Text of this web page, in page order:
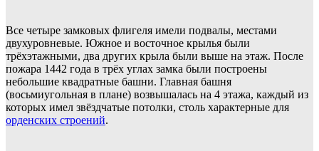
Все четыре замковых флигеля имели подвалы, местами
двухуровневые. Южное и восточное крылья были
трёхэтажными, два других крыла были выше на этаж. После
пожара 1442 года в трёх углах замка были построены
небольшие квадратные башни. Главная башня
(восьмиугольная в плане) возвышалась на 4 этажа, каждый из
которых имел звёздчатые потолки, столь характерные для
орденских строений.